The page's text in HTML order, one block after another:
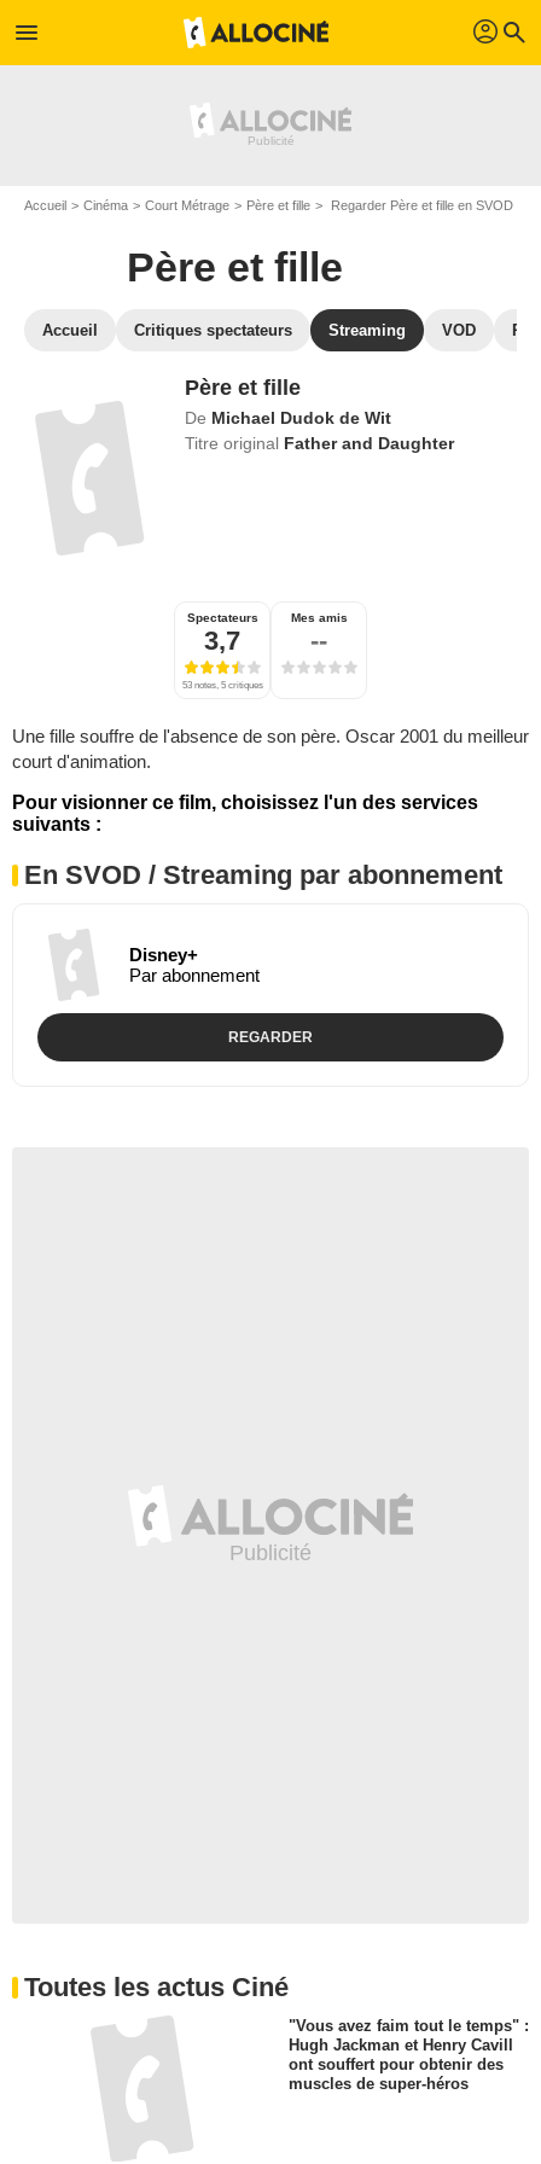
menu profil search
Accueil Cinéma Court Métrage Père et fille Regarder Père et fille en SVOD
Père et fille
Accueil Critiques spectateurs Streaming VOD
Père et fille
De Michael Dudok de Wit
Titre original Father and Daughter
Spectateurs
3,7
53 notes, 5 critiques
Mes amis
--
Une fille souffre de l'absence de son père. Oscar 2001 du meilleur
court d'animation.
Pour visionner ce film, choisissez l'un des services
suivants :
En SVOD / Streaming par abonnement
Disney+
Par abonnement
REGARDER
Toutes les actus Ciné
"Vous avez faim tout le temps" :
Hugh Jackman et Henry Cavill
ont souffert pour obtenir des
muscles de super-héros